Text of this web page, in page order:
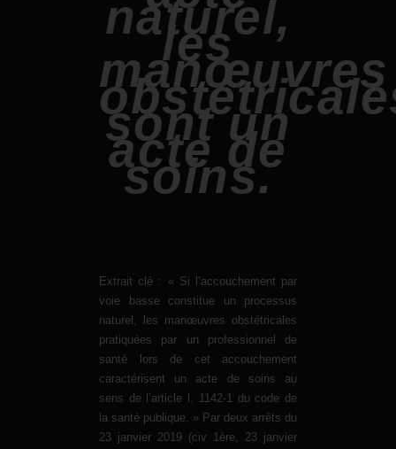
naturel,
les
manœuvres
sont un
acte de
soins.
Extrait clé : « Si l’accouchement par
voie basse constitue un processus
naturel, les manœuvres obstétricales
pratiquées par un professionnel de
santé lors de cet accouchement
caractérisent un acte de soins au
sens de l’article l. 1142-1 du code de
la santé publique. » Par deux arrêts du
23 janvier 2019 (civ 1ère, 23 janvier